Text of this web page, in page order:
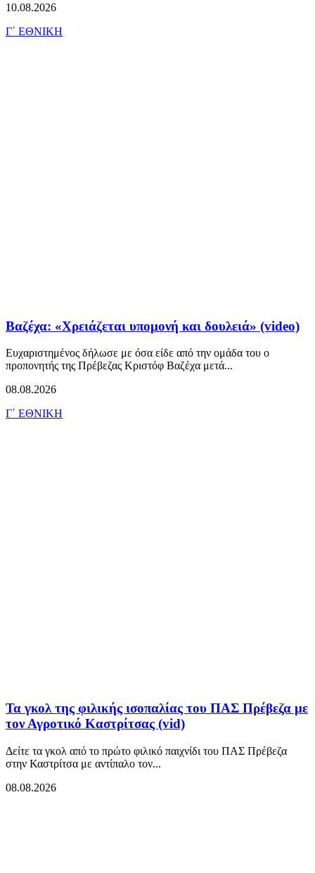
10.08.2026
Γ΄ ΕΘΝΙΚΗ
Βαζέχα: «Χρειάζεται υπομονή και δουλειά» (video)
Ευχαριστημένος δήλωσε με όσα είδε από την ομάδα του ο
προπονητής της Πρέβεζας Κριστόφ Βαζέχα μετά...
08.08.2026
Γ΄ ΕΘΝΙΚΗ
Τα γκολ της φιλικής ισοπαλίας του ΠΑΣ Πρέβεζα με
τον Αγροτικό Καστρίτσας (vid)
Δείτε τα γκολ από το πρώτο φιλικό παιχνίδι του ΠΑΣ Πρέβεζα
στην Καστρίτσα με αντίπαλο τον...
08.08.2026